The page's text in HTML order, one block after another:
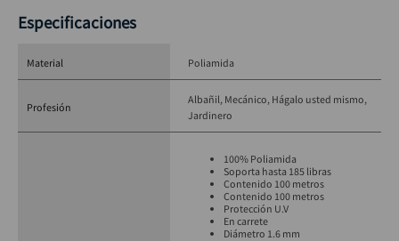
Especificaciones
Material Poliamida
Profesión
Albañil Mecánico Hágalo usted mismo
Jardinero
100% Poliamida
Soporta hasta 185 libras
Contenido 100 metros
Contenido 100 metros
Protección U.V
En carrete
Diámetro 1.6 mm